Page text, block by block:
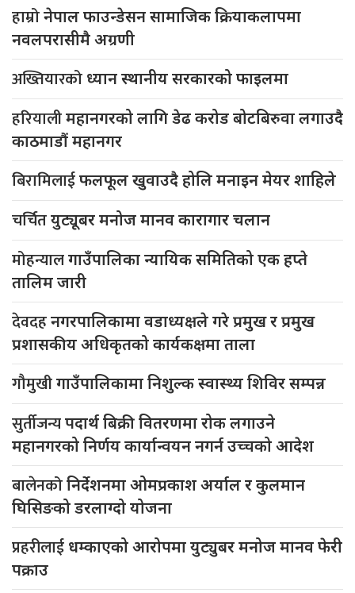
हाम्रोनेपाल फाउन्डेसन सामाजिक क्रियाकलापमा
नवलपरासीमै अग्रणी
अख्तियारको ध्यान स्थानीय सरकारको फाइलमा
हरियालीमहानगरको लागि डेढ करोड बोटबिरुवा लगाउदै
काठमाडौं महानगर
बिरामिलाईफलफूल खुवाउदै होलि मनाइन मेयर शाहिले
चर्चितयुट्यूबर मनोज मानव कारागार चलान
मोहन्यालगाउँपालिका न्यायिक समितिको एक हप्ते
तालिम जारी
देवदहनगरपालिकामा वडाध्यक्षले गरे प्रमुख र प्रमुख
प्रशासकीय अधिकृतको कार्यकक्षमा ताला
गौमुखीगाउँपालिकामा निशुल्क स्वास्थ्य शिविर सम्पन्न
सुर्तीजन्यपदार्थ बिक्री वितरणमा रोक लगाउने
महानगरको निर्णय कार्यान्वयन नगर्न उच्चको आदेश
बालेनकोनिर्देशनमा ओमप्रकाश अर्याल र कुलमान
घिसिङको डरलाग्दो योजना
प्रहरीलाई धम्काएको आरोपमा युट्युबर मनोज मानव फेरी
पक्राउ